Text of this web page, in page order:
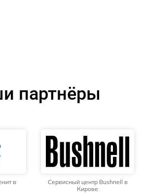
партнёры
в
Сервисный центр Bushnell в
Кирове